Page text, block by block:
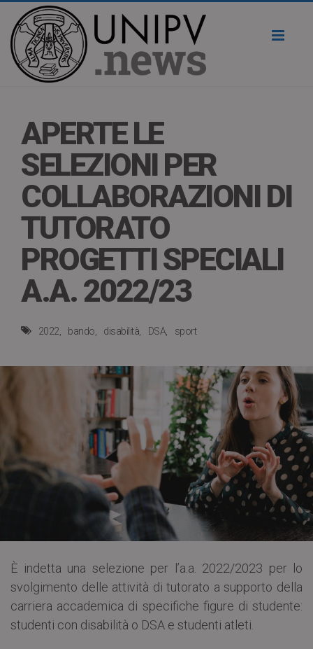
APERTE LE
SELEZIONI PER
COLLABORAZIONI DI
TUTORATO
PROGETTI SPECIALI
A.A. 2022/23
2022 bando disabilità DSA sport
È indetta una selezione per l’a.a. 2022/2023 per lo
svolgimento delle attività di tutorato a supporto della
carriera accademica di specifiche figure di studente:
studenti con disabilità o DSA e studenti atleti.